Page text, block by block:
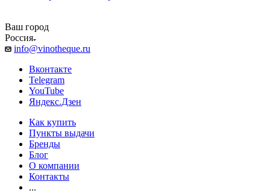
Ваш город
Россия
info@vinotheque.ru
Вконтакте
Telegram
YouTube
Яндекс.Дзен
Как купить
Пункты выдачи
Бренды
Блог
О компании
Контакты
...